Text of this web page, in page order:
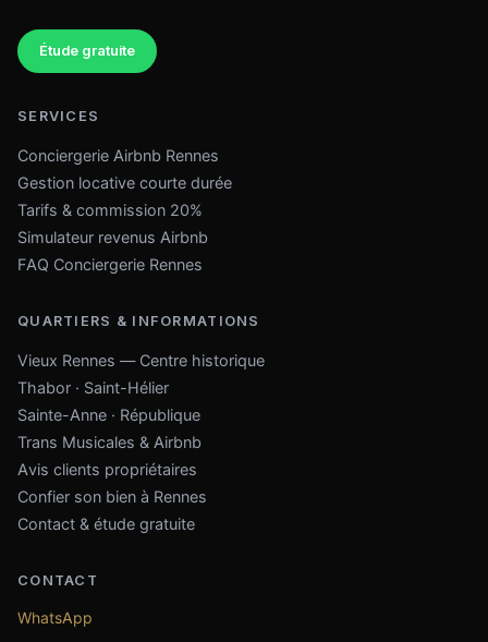
Étude gratuite
SERVICES
Conciergerie Airbnb Rennes
Gestion locative courte durée
Tarifs & commission 20%
Simulateur revenus Airbnb
FAQ Conciergerie Rennes
QUARTIERS & INFORMATIONS
Vieux Rennes — Centre historique
Thabor · Saint-Hélier
Sainte-Anne · République
Trans Musicales & Airbnb
Avis clients propriétaires
Confier son bien à Rennes
Contact & étude gratuite
CONTACT
WhatsApp